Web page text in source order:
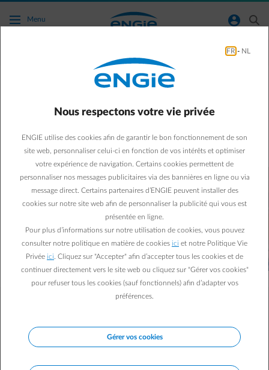
Accéder au contenu principal
Menu normal-account-circle search
réponses en courtes vidéos.
FR - NL
Nous respectons votre vie privée
ENGIE utilise des cookies afin de garantir le bon fonctionnement de son
site web, personnaliser celui-ci en fonction de vos intérêts et optimiser
votre expérience de navigation. Certains cookies permettent de
personnaliser nos messages publicitaires via des bannières en ligne ou via
message direct. Certains partenaires d’ENGIE peuvent installer des
cookies sur notre site web afin de personnaliser la publicité qui vous est
présentée en ligne.
Pour plus d’informations sur notre utilisation de cookies, vous pouvez
consulter notre politique en matière de cookies ici et notre Politique Vie
Privée ici . Cliquez sur "Accepter" afin d’accepter tous les cookies et de
continuer directement vers le site web ou cliquez sur "Gérer vos cookies"
pour refuser tous les cookies (sauf fonctionnels) afin d’adapter vos
préférences.
Gérer vos cookies